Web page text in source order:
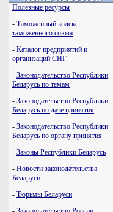
Полезные ресурсы
- Таможенный кодекс
таможенного союза
- Каталог предприятий и
организаций СНГ
- Законодательство Республики
Беларусь по темам
- Законодательство Республики
Беларусь по дате принятия
- Законодательство Республики
Беларусь по органу принятия
- Законы Республики Беларусь
- Новости законодательства
Беларуси
- Тюрьмы Беларуси